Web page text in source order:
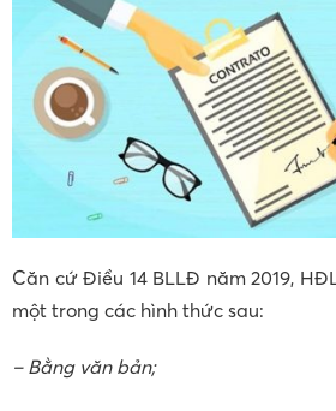
Căn cứ Điều 14 BLLĐ năm 2019,
một trong các hình thức sau:
– Bằng văn bản;